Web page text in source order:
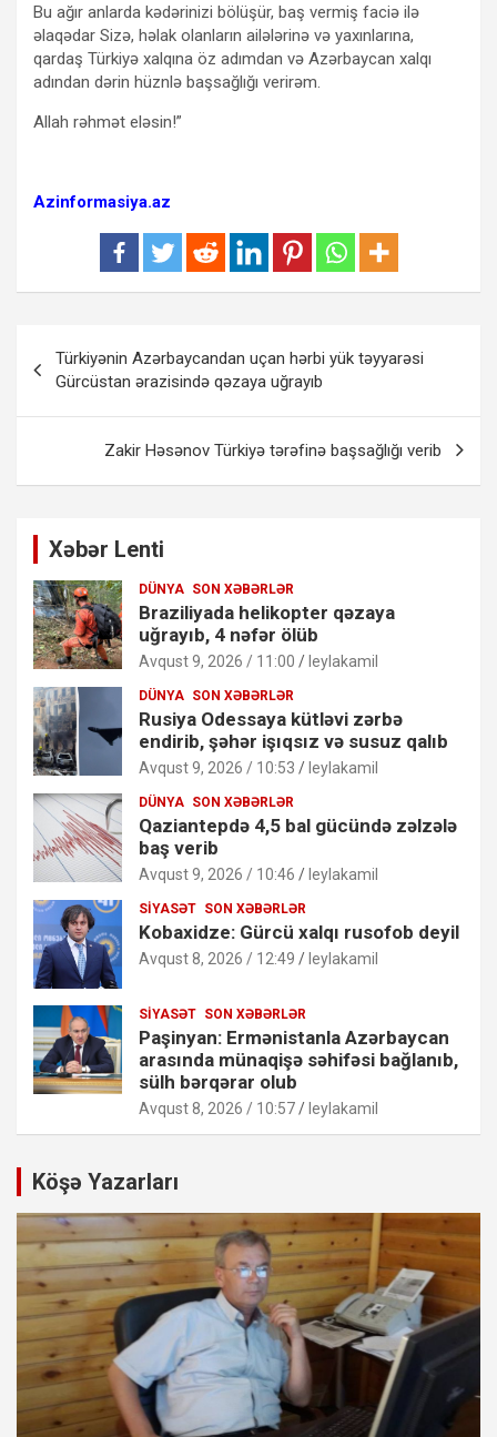
Bu ağır anlarda kədərinizi bölüşür, baş vermiş faciə ilə
əlaqədar Sizə, həlak olanların ailələrinə və yaxınlarına,
qardaş Türkiyə xalqına öz adımdan və Azərbaycan xalqı
adından dərin hüznlə başsağlığı verirəm.
Allah rəhmət eləsin!”
Azinformasiya.az
naviqasiyası
Türkiyənin Azərbaycandan uçan hərbi yük təyyarəsi
Gürcüstan ərazisində qəzaya uğrayıb
Zakir Həsənov Türkiyə tərəfinə başsağlığı verib
Xəbər Lenti
DÜNYA SON XƏBƏRLƏR
Braziliyada helikopter qəzaya
uğrayıb, 4 nəfər ölüb
Avqust 9, 2026 / 11:00 leylakamil
DÜNYA SON XƏBƏRLƏR
Rusiya Odessaya kütləvi zərbə
endirib, şəhər işıqsız və susuz qalıb
Avqust 9, 2026 / 10:53 leylakamil
DÜNYA SON XƏBƏRLƏR
Qaziantepdə 4,5 bal gücündə zəlzələ
baş verib
Avqust 9, 2026 / 10:46 leylakamil
SIYASƏT SON XƏBƏRLƏR
Kobaxidze: Gürcü xalqı rusofob deyil
Avqust 8, 2026 / 12:49 leylakamil
SIYASƏT SON XƏBƏRLƏR
Paşinyan: Ermənistanla Azərbaycan
arasında münaqişə səhifəsi bağlanıb,
sülh bərqərar olub
Avqust 8, 2026 / 10:57 leylakamil
Köşə Yazarları